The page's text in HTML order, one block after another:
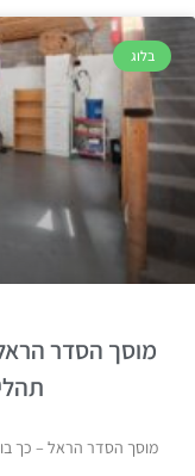
בלוג
מוסך הסדר
מוסך הסדר הראל – כך